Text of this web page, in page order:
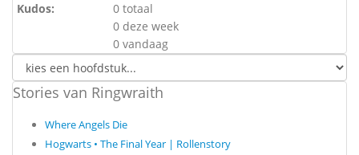
Kudos:
0 totaal
0 deze week
0 vandaag
Stories van Ringwraith
Where Angels Die
Hogwarts • The Final Year | Rollenstory